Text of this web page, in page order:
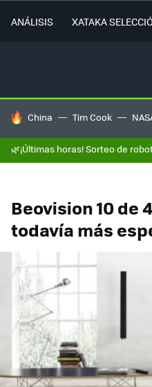
ANÁLISIS XATAKA
HOY SE HABLA DE
China Tim Cook
🌿¡Últimas horas! Sorteo de
Beovision 10 de
todavía más